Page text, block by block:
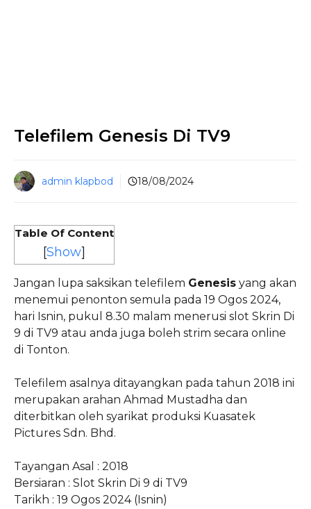
Telefilem Genesis Di TV9
admin klapbod 18/08/2024
Table Of Content
[Show]
Jangan lupa saksikan telefilem Genesis yang akan
menemui penonton semula pada 19 Ogos 2024,
hari Isnin, pukul 8.30 malam menerusi slot Skrin Di
9 di TV9 atau anda juga boleh strim secara online
di Tonton.
Telefilem asalnya ditayangkan pada tahun 2018 ini
merupakan arahan Ahmad Mustadha dan
diterbitkan oleh syarikat produksi Kuasatek
Pictures Sdn. Bhd.
Tayangan Asal : 2018
Bersiaran : Slot Skrin Di 9 di TV9
Tarikh : 19 Ogos 2024 (Isnin)